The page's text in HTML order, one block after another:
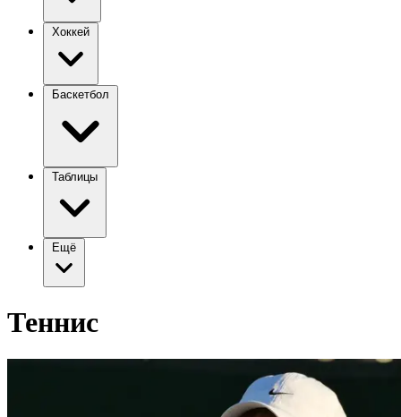
Хоккей
Баскетбол
Таблицы
Ещё
Теннис